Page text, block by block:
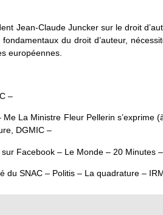
Jean-Claude Juncker sur le droit
du droit d’auteur,
européennes.
–
La Ministre Fleur Pellerin
DGMIC –
Facebook – Le Monde – 20 Minutes
SNAC – Politis – La quadrature –